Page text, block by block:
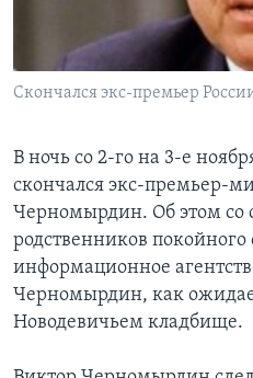
Learning English
СОЦИАЛЬНЫЕ СЕТИ
Скончался экс-премьер
В ночь со 2-го на 3-е
скончался экс-премьер-
Черномырдин. Об этом со
родственников
информационное
Черномырдин, как
Новодевичьем кладбище.